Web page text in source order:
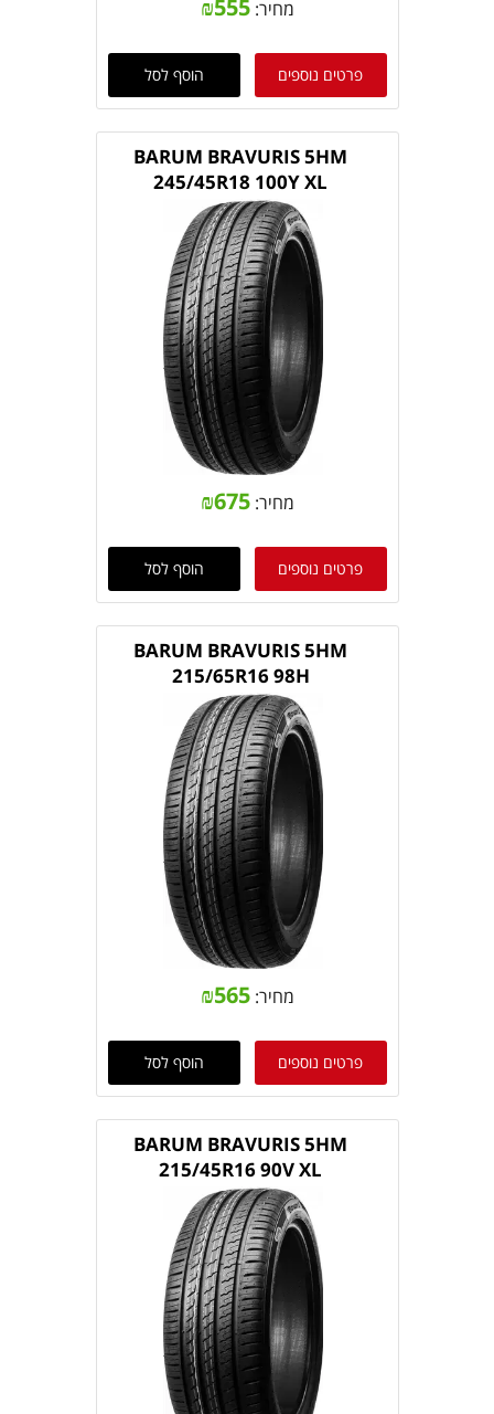
מחיר: ₪555
פרטים נוספים הוסף לסל
BARUM BRAVURIS 5HM
245/45R18 100Y XL
מחיר: ₪675
פרטים נוספים הוסף לסל
BARUM BRAVURIS 5HM
215/65R16 98H
מחיר: ₪565
פרטים נוספים הוסף לסל
BARUM BRAVURIS 5HM
215/45R16 90V XL